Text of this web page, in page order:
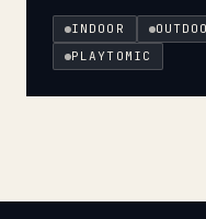
INDOOR
PLAYTOMIC